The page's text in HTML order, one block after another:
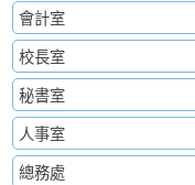
會計室
校長室
秘書室
人事室
總務處